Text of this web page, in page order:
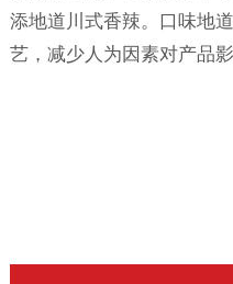
添地道川式香辣。口味地
艺，减少人为因素对产品影